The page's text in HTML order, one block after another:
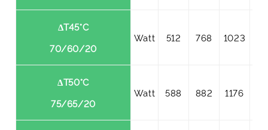
ΔT45°C
70/60/20
Watt 512 768 1023
ΔT50°C
75/65/20
Watt 588 882 1176